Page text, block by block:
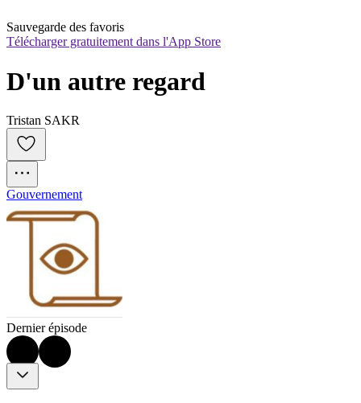
Sauvegarde des favoris
Télécharger gratuitement dans l'App Store
D'un autre regard
Tristan SAKR
Gouvernement
Dernier épisode